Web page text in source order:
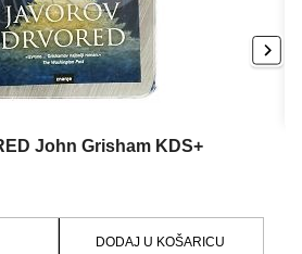
John Grisham KDS+
DODAJ U KOŠARICU